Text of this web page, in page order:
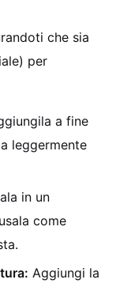
che sia
per
a fine
leggermente
in un
come
Aggiungi la